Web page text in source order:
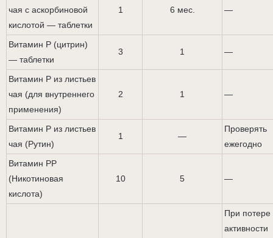
чая с аскорбиновой
кислотой — таблетки
1 6 мес. —
Витамин Р (цитрин)
— таблетки
3 1 —
Витамин Р из листьев
чая (для внутреннего
применения)
2 1 —
Витамин Р из листьев
чая (Рутин)
1 —
Проверять
ежегодно
Витамин РР
(Никотиновая
кислота)
10 5 —
При потере
активности